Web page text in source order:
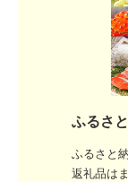
ふるさ
ふるさと
返礼品は